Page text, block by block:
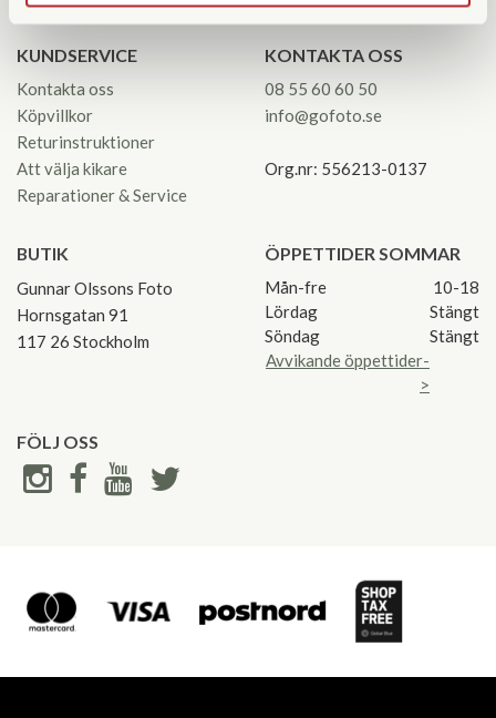
KUNDSERVICE
Kontakta oss
Köpvillkor
Returinstruktioner
Att välja kikare
Reparationer & Service
KONTAKTA OSS
08 55 60 60 50
info@gofoto.se
Org.nr: 556213-0137
BUTIK
Gunnar Olssons Foto
Hornsgatan 91
117 26 Stockholm
ÖPPETTIDER SOMMAR
Mån-fre
10-18
Lördag
Stängt
Söndag
Stängt
Avvikande öppettider-
>
FÖLJ OSS